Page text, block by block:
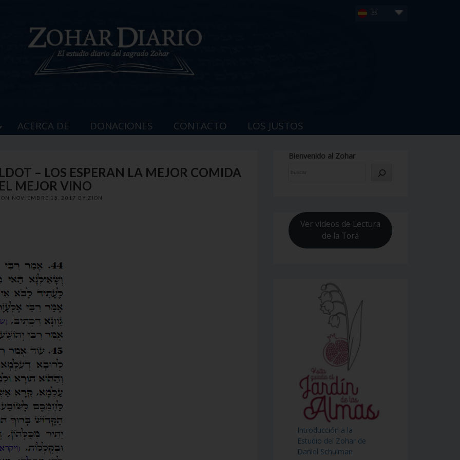
ES
ACERCA DE DONACIONES CONTACTO LOS JUSTOS
– LOS ESPERAN LA MEJOR COMIDA
MEJOR VINO
NOVIEMBRE 15, 2017 BY ZION
Bienvenido al Zohar
Ver videos de Lectura
de la Torá
Introducción a la
Estudio del Zohar de
Daniel Schulman